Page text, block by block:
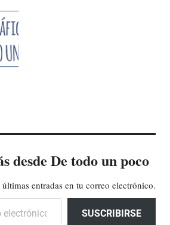
desde De todo un poco
entradas en tu correo electrónico.
SUSCRIBIRSE